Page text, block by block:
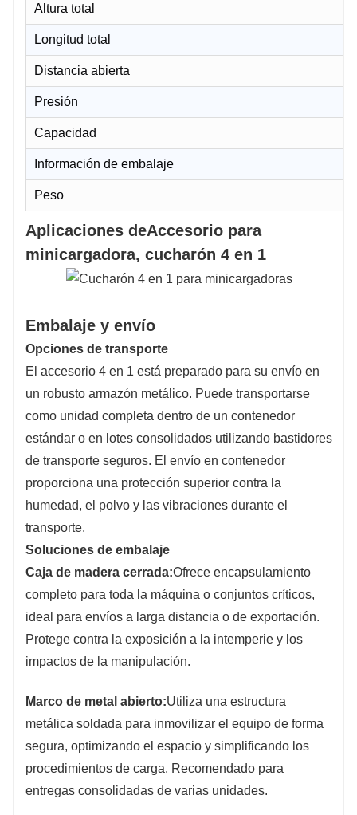
Altura total
Longitud total
Distancia abierta
Presión
Capacidad
Información de embalaje
Peso
Aplicaciones deAccesorio para
minicargadora, cucharón 4 en 1
Embalaje y envío
Opciones de transporte
El accesorio 4 en 1 está preparado para su envío en
un robusto armazón metálico. Puede transportarse
como unidad completa dentro de un contenedor
estándar o en lotes consolidados utilizando bastidores
de transporte seguros. El envío en contenedor
proporciona una protección superior contra la
humedad, el polvo y las vibraciones durante el
transporte.
Soluciones de embalaje
Caja de madera cerrada:Ofrece encapsulamiento
completo para toda la máquina o conjuntos críticos,
ideal para envíos a larga distancia o de exportación.
Protege contra la exposición a la intemperie y los
impactos de la manipulación.
Marco de metal abierto:Utiliza una estructura
metálica soldada para inmovilizar el equipo de forma
segura, optimizando el espacio y simplificando los
procedimientos de carga. Recomendado para
entregas consolidadas de varias unidades.